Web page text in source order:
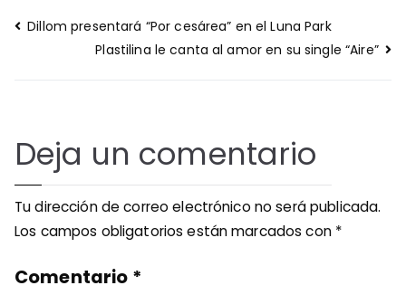
Navegación
Dillom presentará “Por cesárea” en el Luna Park
Plastilina le canta al amor en su single “Aire”
Deja un comentario
Tu dirección de correo electrónico no será publicada.
Los campos obligatorios están marcados con *
Comentario *